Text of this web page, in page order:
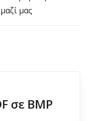
μας
σε BMP